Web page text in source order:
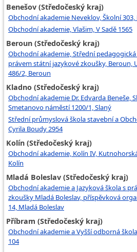
Benešov (Středočeský kraj)
Obchodní akademie Neveklov, Školní
Obchodní akademie, Vlašim, V Sadě 1565
Beroun (Středočeský kraj)
Obchodní akademie, Střední pedagogická
právem státní jazykové zkoušky, Beroun,
486/2, Beroun
Kladno (Středočeský kraj)
Obchodní akademie Dr. Edvarda Beneše,
Smetanovo náměstí 1200/1, Slaný
Střední průmyslová škola stavební a
Cyrila Boudy 2954
Kolín (Středočeský kraj)
Obchodní akademie, Kolín IV,
Kolín
Mladá Boleslav (Středočeský kraj)
Obchodní akademie a Jazyková škola s
zkoušky Mladá Boleslav, příspěvková
14, Mladá Boleslav
Příbram (Středočeský kraj)
Obchodní akademie a Vyšší odborná
104